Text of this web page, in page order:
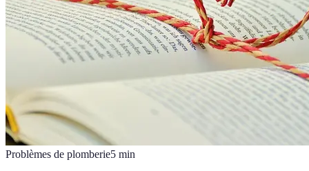
Problèmes de plomberie5 min